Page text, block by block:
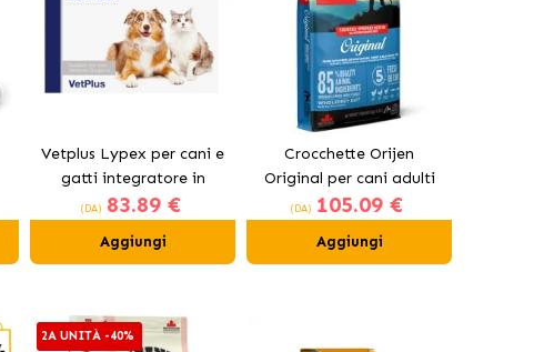
Vetplus Lypex per cani e
gatti integratore in
capsule
(DA) 83.89 €
Aggiungi
Crocchette Orijen
Original per cani adulti
con pollo
(DA) 105.09 €
Aggiungi
2A UNITÀ -40%